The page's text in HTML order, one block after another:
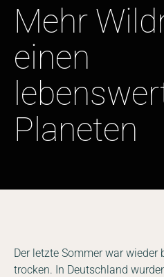
Mehr
einen
Planeten
Der letzte Sommer war wieder
trocken. In Deutschland